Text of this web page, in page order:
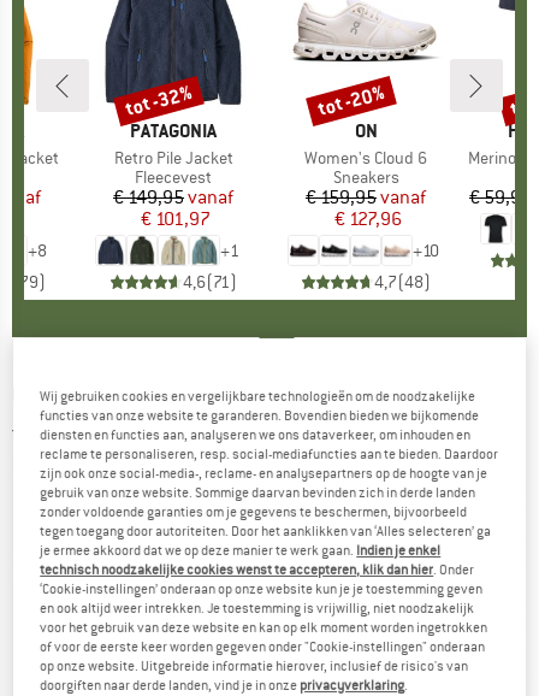
Jacket
prijs
+8
79)
MERK
PATAGONIA
Artikel
Retro Pile Jacket
Productgroep
Fleecevest
Prijs
€ 149,95Verlaagde prijs
vanaf
€ 101,97
+1
4,6(71)
Korting
tot -32%
MERK
ON
Artikel
Women's Cloud 6
Productgroep
Sneakers
Prijs
€ 159,95Verlaagde prijs
vanaf
€ 127,96
+10
4,7(48)
Korting
tot -20%
Artikel
MerinoMix150
€ 59,95
tot
OSPREY -Zealot Chalk Bag - Pofzakje
5,0(1)
Wij gebruiken cookies en vergelijkbare technologieën om de noodzakelijke
functies van onze website te garanderen. Bovendien bieden we bijkomende
diensten en functies aan, analyseren we ons dataverkeer, om inhouden en
reclame te personaliseren, resp. social-mediafuncties aan te bieden. Daardoor
zijn ook onze social-media-, reclame- en analysepartners op de hoogte van je
gebruik van onze website. Sommige daarvan bevinden zich in derde landen
zonder voldoende garanties om je gegevens te beschermen, bijvoorbeeld
tegen toegang door autoriteiten. Door het aanklikken van ‘Alles selecteren’ ga
je ermee akkoord dat we op deze manier te werk gaan. Indien je enkel
technisch noodzakelijke cookies wenst te accepteren, klik dan hier. Onder
‘Cookie-instellingen’ onderaan op onze website kun je je toestemming geven
en ook altijd weer intrekken. Je toestemming is vrijwillig, niet noodzakelijk
voor het gebruik van deze website en kan op elk moment worden ingetrokken
of voor de eerste keer worden gegeven onder "Cookie-instellingen" onderaan
op onze website. Uitgebreide informatie hierover, inclusief de risico's van
doorgiften naar derde landen, vind je in onze privacyverklaring.